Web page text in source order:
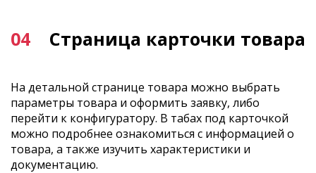
04 Страница карточки товара
На детальной странице товара можно выбрать
параметры товара и оформить заявку, либо
перейти к конфигуратору. В табах под карточкой
можно подробнее ознакомиться с информацией о
товара, а также изучить характеристики и
документацию.